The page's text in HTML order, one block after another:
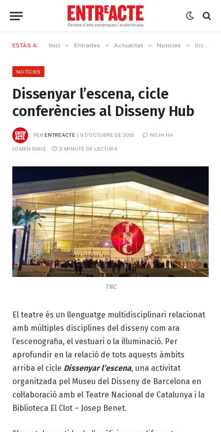
ESTÀS A: Inici » Entrades » Actualitat » Notícies » Dissenyar l’escena, cicle conferències al Disseny Hub
NOTÍCIES
Dissenyar l’escena, cicle
conferències al Disseny Hub
PER ENTREACTE 9 D'OCTUBRE DE 2016 NO HI HA
COMENTARIS 2 MINUTS DE LECTURA
TNC
El teatre és un llenguatge multidisciplinari relacionat
amb múltiples disciplines del disseny com ara
l’escenografia, el vestuari o la il·luminació. Per
aprofundir en la relació de tots aquests àmbits
arriba el cicle Dissenyar l’escena, una activitat
organitzada pel Museu del Disseny de Barcelona en
col·laboració amb el Teatre Nacional de Catalunya i la
Biblioteca El Clot – Josep Benet.